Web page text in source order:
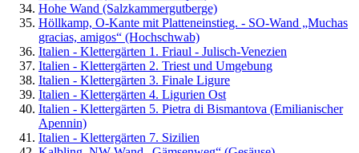
Hohe Wand (Salzkammergutberge)
Höllkamp, O-Kante mit Platteneinstieg. - SO-Wand „Muchas
gracias, amigos“ (Hochschwab)
Italien - Klettergärten 1. Friaul - Julisch-Venezien
Italien - Klettergärten 2. Triest und Umgebung
Italien - Klettergärten 3. Finale Ligure
Italien - Klettergärten 4. Ligurien Ost
Italien - Klettergärten 5. Pietra di Bismantova (Emilianischer
Apennin)
Italien - Klettergärten 7. Sizilien